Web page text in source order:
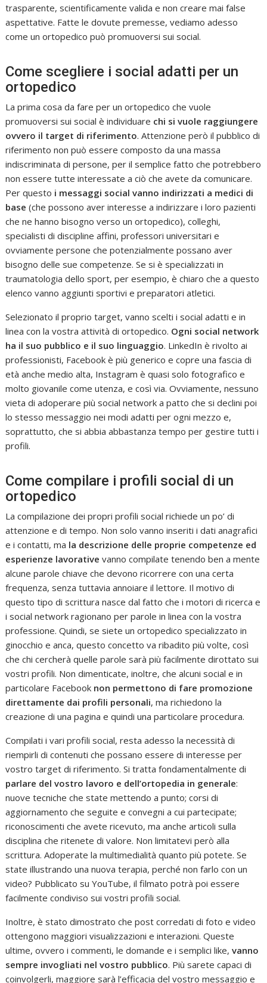
trasparente, scientificamente valida e non creare mai false
aspettative. Fatte le dovute premesse, vediamo adesso
come un ortopedico può promuoversi sui social.
Come scegliere i social adatti per un
ortopedico
La prima cosa da fare per un ortopedico che vuole
promuoversi sui social è individuare chi si vuole raggiungere
ovvero il target di riferimento. Attenzione però il pubblico di
riferimento non può essere composto da una massa
indiscriminata di persone, per il semplice fatto che potrebbero
non essere tutte interessate a ciò che avete da comunicare.
Per questo i messaggi social vanno indirizzati a medici di
base (che possono aver interesse a indirizzare i loro pazienti
che ne hanno bisogno verso un ortopedico), colleghi,
specialisti di discipline affini, professori universitari e
ovviamente persone che potenzialmente possano aver
bisogno delle sue competenze. Se si è specializzati in
traumatologia dello sport, per esempio, è chiaro che a questo
elenco vanno aggiunti sportivi e preparatori atletici.
Selezionato il proprio target, vanno scelti i social adatti e in
linea con la vostra attività di ortopedico. Ogni social network
ha il suo pubblico e il suo linguaggio. LinkedIn è rivolto ai
professionisti, Facebook è più generico e copre una fascia di
età anche medio alta, Instagram è quasi solo fotografico e
molto giovanile come utenza, e così via. Ovviamente, nessuno
vieta di adoperare più social network a patto che si declini poi
lo stesso messaggio nei modi adatti per ogni mezzo e,
soprattutto, che si abbia abbastanza tempo per gestire tutti i
profili.
Come compilare i profili social di un
ortopedico
La compilazione dei propri profili social richiede un po’ di
attenzione e di tempo. Non solo vanno inseriti i dati anagrafici
e i contatti, ma la descrizione delle proprie competenze ed
esperienze lavorative vanno compilate tenendo ben a mente
alcune parole chiave che devono ricorrere con una certa
frequenza, senza tuttavia annoiare il lettore. Il motivo di
questo tipo di scrittura nasce dal fatto che i motori di ricerca e
i social network ragionano per parole in linea con la vostra
professione. Quindi, se siete un ortopedico specializzato in
ginocchio e anca, questo concetto va ribadito più volte, così
che chi cercherà quelle parole sarà più facilmente dirottato sui
vostri profili. Non dimenticate, inoltre, che alcuni social e in
particolare Facebook non permettono di fare promozione
direttamente dai profili personali, ma richiedono la
creazione di una pagina e quindi una particolare procedura.
Compilati i vari profili social, resta adesso la necessità di
riempirli di contenuti che possano essere di interesse per
vostro target di riferimento. Si tratta fondamentalmente di
parlare del vostro lavoro e dell’ortopedia in generale:
nuove tecniche che state mettendo a punto; corsi di
aggiornamento che seguite e convegni a cui partecipate;
riconoscimenti che avete ricevuto, ma anche articoli sulla
disciplina che ritenete di valore. Non limitatevi però alla
scrittura. Adoperate la multimedialità quanto più potete. Se
state illustrando una nuova terapia, perché non farlo con un
video? Pubblicato su YouTube, il filmato potrà poi essere
facilmente condiviso sui vostri profili social.
Inoltre, è stato dimostrato che post corredati di foto e video
ottengono maggiori visualizzazioni e interazioni. Queste
ultime, ovvero i commenti, le domande e i semplici like,vanno
sempre invogliati nel vostro pubblico. Più sarete capaci di
coinvolgerli, maggiore sarà l’efficacia del vostro messaggio e